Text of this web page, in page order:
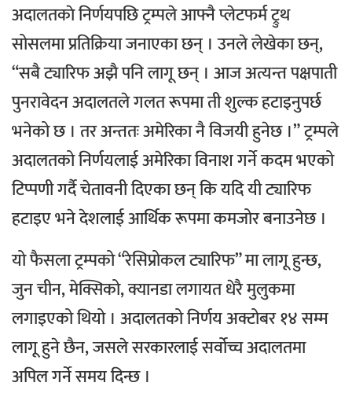
अदालतकाे निर्णयपछिट्रम्पले आफ्नै प्लेटफर्म ट्रुथ
सोसलमा प्रतिक्रिया जनाएका छन् । उनले लेखेका छन्,
“सबै ट्यारिफ अझै पनि लागू छन् । आज अत्यन्त पक्षपाती
पुनरावेदन अदालतले गलत रूपमा ती शुल्क हटाइनुपर्छ
भनेको छ । तर अन्ततः अमेरिका नै विजयी हुनेछ ।”ट्रम्पले
अदालतको निर्णयलाई अमेरिका विनाश गर्ने कदम भएको
टिप्पणी गर्दै चेतावनी दिएका छन् कि यदि यी ट्यारिफ
हटाइए भने देशलाई आर्थिक रूपमा कमजोर बनाउनेछ ।
यो फैसला ट्रम्पको “रेसिप्रोकल ट्यारिफ” मा लागू हुन्छ,
जुन चीन, मेक्सिको, क्यानडा लगायत धेरै मुलुकमा
लगाइएको थियो । अदालतको निर्णय अक्टोबर १४ सम्म
लागू हुने छैन, जसले सरकारलाई सर्वोच्च अदालतमा
अपिल गर्ने समय दिन्छ ।